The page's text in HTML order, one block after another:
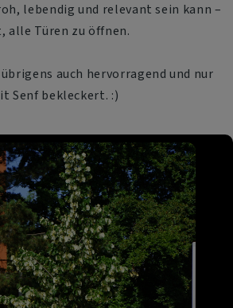
lebendig und relevant sein kann –
alle Türen zu öffnen.
auch hervorragend und nur
Senf bekleckert. :)